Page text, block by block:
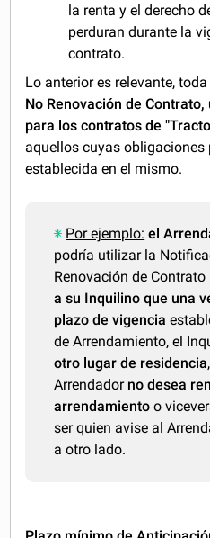
la renta y el derecho
perduran durante la
contrato.
Lo anterior es relevante,
No Renovación de
para los contratos de
aquellos cuyas obligaciones
establecida en el mismo.
Por ejemplo: el
podría utilizar la
Renovación de
a su Inquilino que una
plazo de vigencia
de Arrendamiento, el
otro lugar de residencia
Arrendador no desea
arrendamiento o
ser quien avise al
a otro lado.